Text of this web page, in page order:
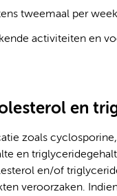
tweemaal per
activiteiten en
en
zoals
en
en/of
veroorzaken.